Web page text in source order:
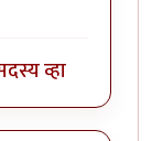
व्हा